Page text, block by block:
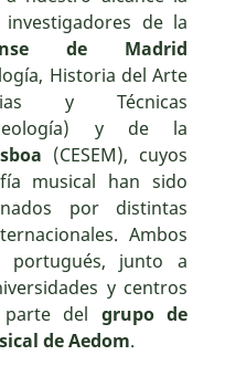
de la
de Madrid
Historia del Arte
y Técnicas
y de la
(CESEM), cuyos
musical han sido
por distintas
Ambos
portugués, junto a
y centros
del grupo de
de Aedom.